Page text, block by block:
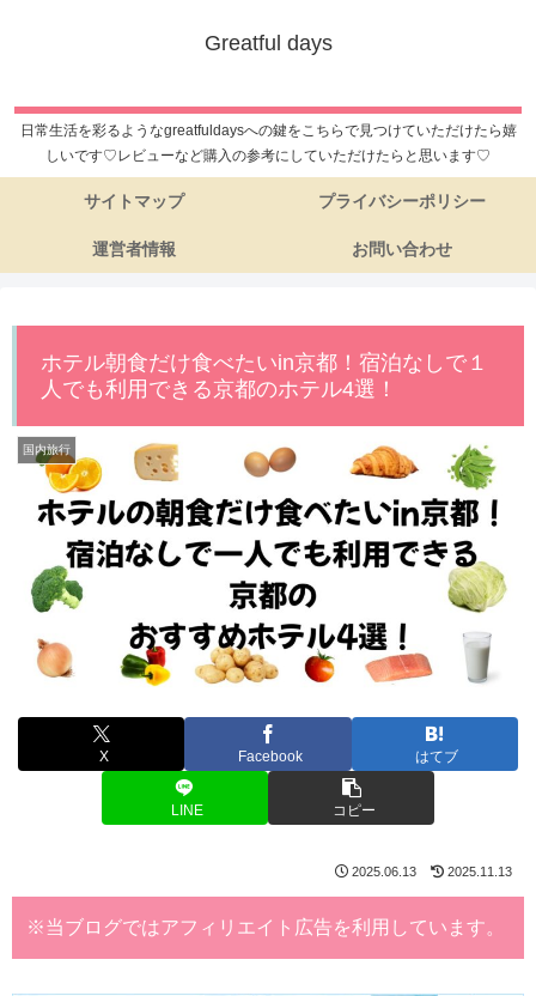
Greatful days
日常生活を彩るようなgreatfuldaysへの鍵をこちらで見つけていただけたら嬉
しいです♡レビューなど購入の参考にしていただけたらと思います♡
サイトマップ プライバシーポリシー
運営者情報 お問い合わせ
ホテル朝食だけ食べたいin京都！宿泊なしで１
人でも利用できる京都のホテル4選！
国内旅行
X Facebook はてブ
LINE コピー
2025.06.13 2025.11.13
※当ブログではアフィリエイト広告を利用しています。